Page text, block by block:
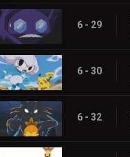
6 - 29
6 - 30
6 - 32